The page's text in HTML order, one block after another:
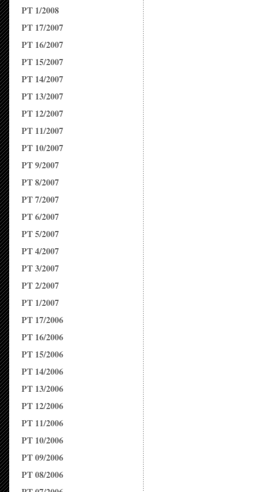
PT 1/2008
PT 17/2007
PT 16/2007
PT 15/2007
PT 14/2007
PT 13/2007
PT 12/2007
PT 11/2007
PT 10/2007
PT 9/2007
PT 8/2007
PT 7/2007
PT 6/2007
PT 5/2007
PT 4/2007
PT 3/2007
PT 2/2007
PT 1/2007
PT 17/2006
PT 16/2006
PT 15/2006
PT 14/2006
PT 13/2006
PT 12/2006
PT 11/2006
PT 10/2006
PT 09/2006
PT 08/2006